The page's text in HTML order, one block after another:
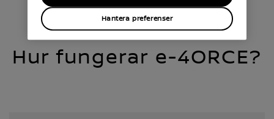
Hur fungerar e-4ORCE?
Hantera preferenser